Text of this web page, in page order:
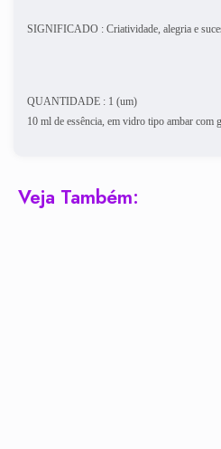
SIGNIFICADO : Criatividade, alegria e
QUANTIDADE : 1 (um)
10 ml de essência, em vidro tipo ambar com
Veja Também: